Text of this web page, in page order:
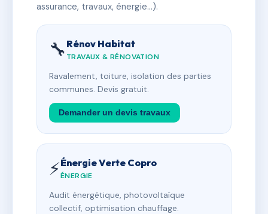
assurance, travaux, énergie…).
🔧 Rénov Habitat
TRAVAUX & RÉNOVATION
Ravalement, toiture, isolation des parties
communes. Devis gratuit.
Demander un devis travaux
⚡Énergie Verte Copro
ÉNERGIE
Audit énergétique, photovoltaïque
collectif, optimisation chauffage.